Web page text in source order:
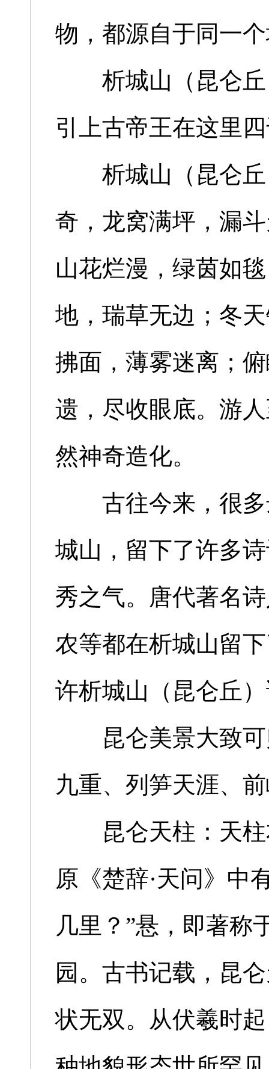
物，都源自于同一
析城山（昆仑丘
引上古帝王在这里
析城山（昆仑丘
奇，龙窝满坪，漏
山花烂漫，绿茵如
地，瑞草无边；冬
拂面，薄雾迷离；
遗，尽收眼底。游
然神奇造化。
古往今来，很多
城山，留下了许多
秀之气。唐代著名
农等都在析城山留
许析城山（昆仑丘
昆仑美景大致可
九重、列笋天涯、
昆仑天柱：天柱
原《楚辞·天问》中
几里？”悬，即著称
园。古书记载，昆
状无双。从伏羲时